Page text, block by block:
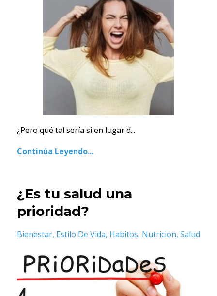
¿Pero qué tal sería si en lugar d...
Continúa Leyendo...
¿Es tu salud una
prioridad?
Bienestar Estilo De Vida Habitos Nutricion Salud